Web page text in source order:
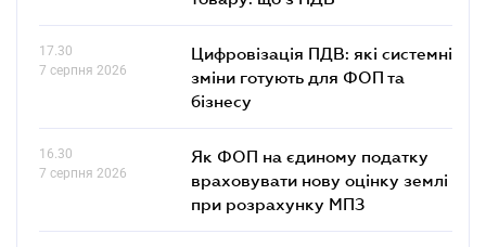
17.30
7 серпня 2026
Цифровізація ПДВ: які системні
зміни готують для ФОП та
бізнесу
16.30
7 серпня 2026
Як ФОП на єдиному податку
враховувати нову оцінку землі
при розрахунку МПЗ